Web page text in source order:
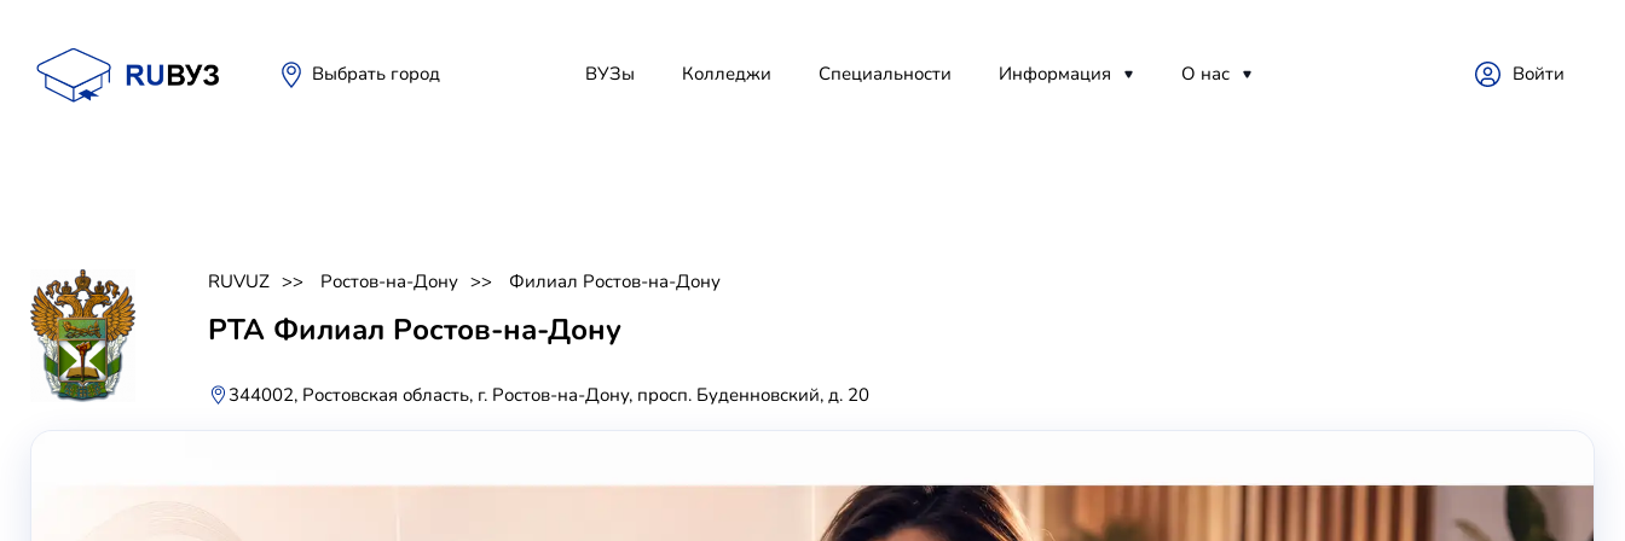
Выбрать город ВУЗы Колледжи Специальности Информация О нас Войти
RUVUZ Ростов-на-Дону Филиал Ростов-на-Дону
РТА Филиал Ростов-на-Дону
344002, Ростовская область, г. Ростов-на-Дону, просп. Буденновский, д. 20